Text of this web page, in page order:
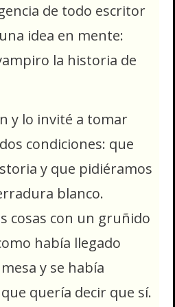
de todo escritor
idea en mente:
la historia de
y lo invité a tomar
condiciones: que
y que pidiéramos
blanco.
cosas con un gruñido
había llegado
y se había
quería decir que sí.